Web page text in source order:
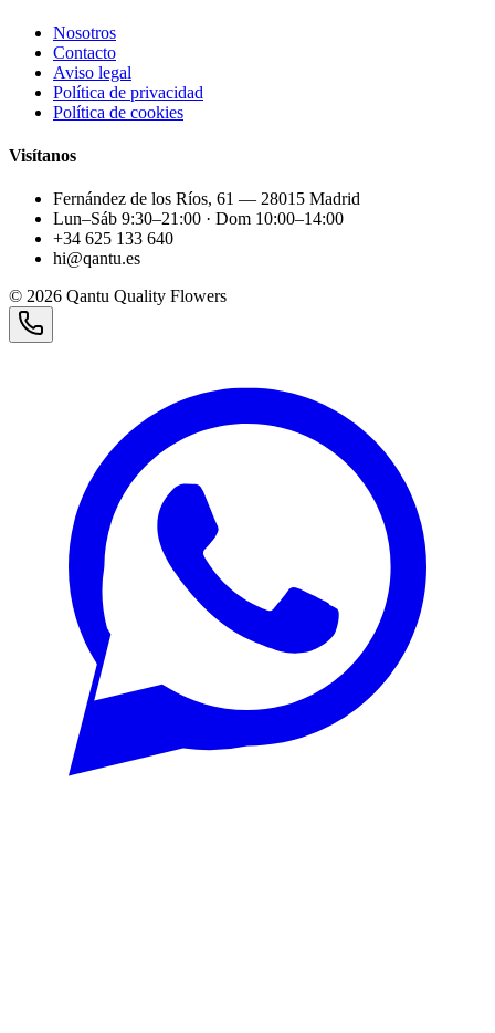
Nosotros
Contacto
Aviso legal
Política de privacidad
Política de cookies
Visítanos
Fernández de los Ríos, 61 — 28015 Madrid
Lun–Sáb 9:30–21:00 · Dom 10:00–14:00
+34 625 133 640
hi@qantu.es
© 2026 Qantu Quality Flowers